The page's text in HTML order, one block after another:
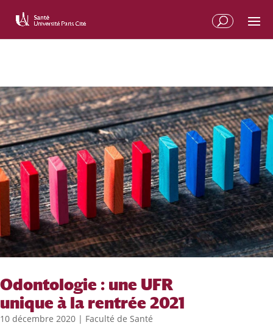
Odontologie : une UFR
unique à la rentrée 2021
10 décembre 2020 | Faculté de Santé